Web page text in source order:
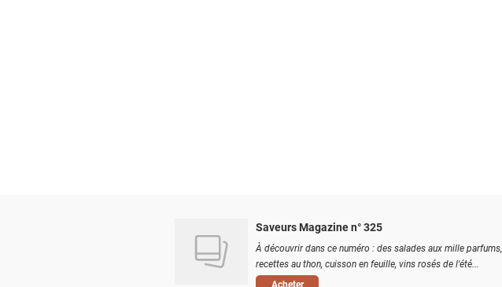
Saveurs Magazine n° 325
À découvrir dans ce numéro : des salades aux mille parfums,
recettes au thon, cuisson en feuille, vins rosés de l'été...
Acheter